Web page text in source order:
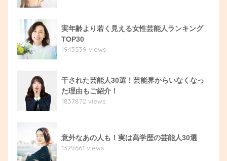
実年齢より若く見える女性芸能人ランキング
TOP30
1943539 views
干された芸能人30選！芸能界からいなくなっ
た理由もご紹介！
1837872 views
意外なあの人も！実は高学歴の芸能人30選
1329661 views